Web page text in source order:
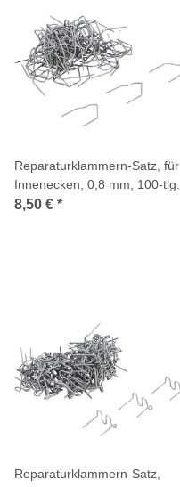
Reparaturklammern-Satz, für
Innenecken, 0,8 mm, 100-tlg.
8,50 € *
Reparaturklammern-Satz,